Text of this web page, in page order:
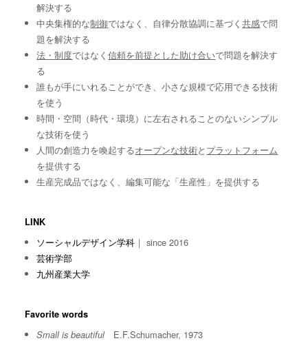
解決する
中央集権的な制御ではなく、自律分散協調に基づく共感で問
題を解決する
法・制度ではなく信頼を前提とした助け合いで問題を解決す
る
誰もが手にいれることができ、小さな規模で応用できる技術
を使う
時間・空間（時代・環境）に左右されることのないシンプル
な技術を使う
人間の創造力を喚起するオープンな技術と プラットフォーム
を提供する
生産完成品ではなく、編集可能な「生産性」を提供する
LINK
ソーシャルデザイン学科 ｜ since 2016
芸術学部
九州産業大学
Favorite words
Small is beautifulE.F.Schumacher, 1973